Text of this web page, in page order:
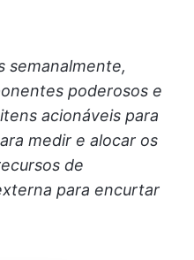
semanalmente,
poderosos e
acionáveis para
medir e alocar os
de
para encurtar